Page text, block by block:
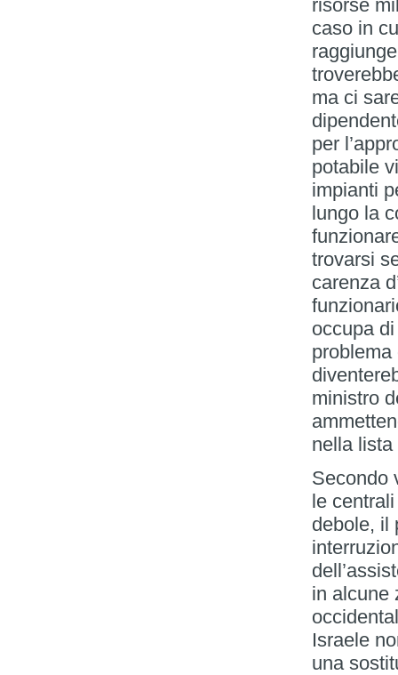
risorse
caso in
ma ci
per
potabile
impianti
lungo la
trovarsi
carenza
occupa
ministro
nella
Secondo
le
debole, il
in alcune
Israele
una